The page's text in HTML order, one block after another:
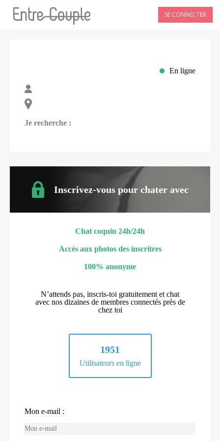
SE CONNECTER
En ligne
Je recherche :
Inscrivez-vous pour chater avec
Chat coquin 24h/24h
Accès aux photos des inscritres
100% anonyme
N’attends pas, inscris-toi gratuitement et chat
avec nos dizaines de membres connectés près de
chez toi
1951
Utilisateurs en ligne
Mon e-mail :